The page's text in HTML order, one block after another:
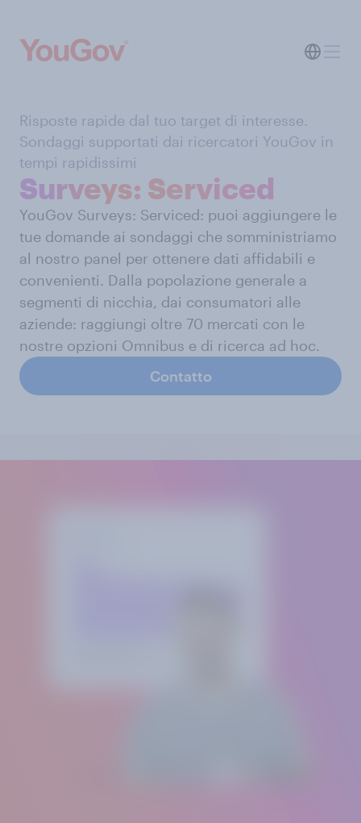
Risposte rapide dal tuo target di interesse.
Sondaggi supportati dai ricercatori YouGov in
tempi rapidissimi
Surveys: Serviced
YouGov Surveys: Serviced: puoi aggiungere le
tue domande ai sondaggi che somministriamo
al nostro panel per ottenere dati affidabili e
convenienti. Dalla popolazione generale a
segmenti di nicchia, dai consumatori alle
aziende: raggiungi oltre 70 mercati con le
nostre opzioni Omnibus e di ricerca ad hoc.
Contatto